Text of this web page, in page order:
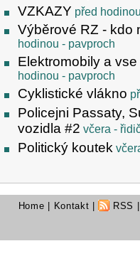
VZKAZY před hodinou
Výběrové RZ - kdo
hodinou - pavproch
Elektromobily a
hodinou - pavproch
Cyklistické vlákno
Policejni Passaty,
vozidla #2 včera -
Politický koutek
Home | Kontakt | RSS |